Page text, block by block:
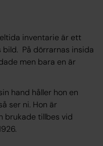
inventarie är ett
bild. På dörrarnas insida
men bara en är
hand håller hon en
ser ni. Hon är
brukade tillbes vid